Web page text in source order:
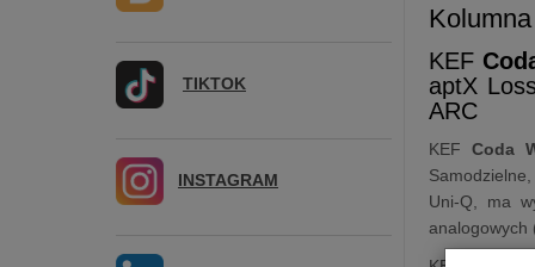
KEF
aptX
ARC
KEFCoda
Uni-Q, ma
analogowych
TIKTOK
INSTAGRAM